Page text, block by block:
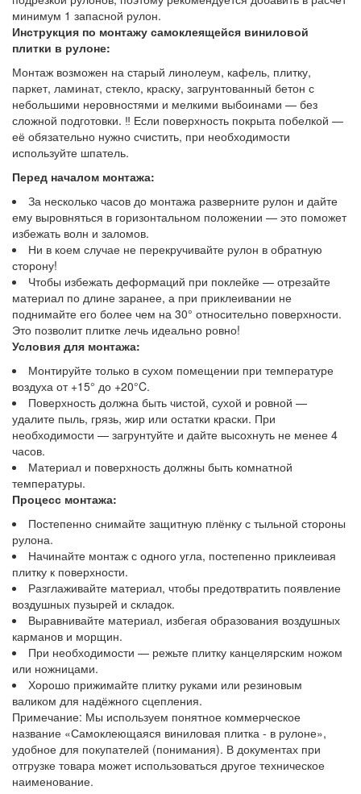
минимум 1 запасной рулон.
Инструкция по монтажу самоклеящейся виниловой
плитки в рулоне:
Монтаж возможен на старый линолеум, кафель, плитку,
паркет, ламинат, стекло, краску, загрунтованный бетон с
небольшими неровностями и мелкими выбоинами — без
сложной подготовки. ‼️ Если поверхность покрыта побелкой —
её обязательно нужно счистить, при необходимости
используйте шпатель.
Перед началом монтажа:
За несколько часов до монтажа разверните рулон и дайте
ему выровняться в горизонтальном положении — это поможет
избежать волн и заломов.
Ни в коем случае не перекручивайте рулон в обратную
сторону!
Чтобы избежать деформаций при поклейке — отрезайте
материал по длине заранее, а при приклеивании не
поднимайте его более чем на 30° относительно поверхности.
Это позволит плитке лечь идеально ровно!
Условия для монтажа:
Монтируйте только в сухом помещении при температуре
воздуха от +15° до +20°C.
Поверхность должна быть чистой, сухой и ровной —
удалите пыль, грязь, жир или остатки краски. При
необходимости — загрунтуйте и дайте высохнуть не менее 4
часов.
Материал и поверхность должны быть комнатной
температуры.
Процесс монтажа:
Постепенно снимайте защитную плёнку с тыльной стороны
рулона.
Начинайте монтаж с одного угла, постепенно приклеивая
плитку к поверхности.
Разглаживайте материал, чтобы предотвратить появление
воздушных пузырей и складок.
Выравнивайте материал, избегая образования воздушных
карманов и морщин.
При необходимости — режьте плитку канцелярским ножом
или ножницами.
Хорошо прижимайте плитку руками или резиновым
валиком для надёжного сцепления.
Примечание: Мы используем понятное коммерческое
название «Самоклеющаяся виниловая плитка - в рулоне»,
удобное для покупателей (понимания). В документах при
отгрузке товара может использоваться другое техническое
наименование.